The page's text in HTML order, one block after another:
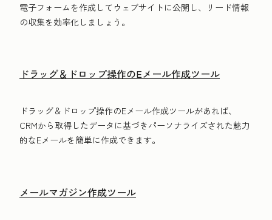
電子フォームを作成してウェブサイトに公開し、リード情報
の収集を効率化しましょう。
ドラッグ＆ドロップ操作のEメール作成ツール
ドラッグ＆ドロップ操作のEメール作成ツールがあれば、
CRMから取得したデータに基づきパーソナライズされた魅力
的なEメールを簡単に作成できます。
メールマガジン作成ツール